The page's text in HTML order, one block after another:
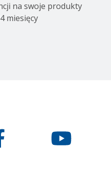
na swoje produkty
miesięcy